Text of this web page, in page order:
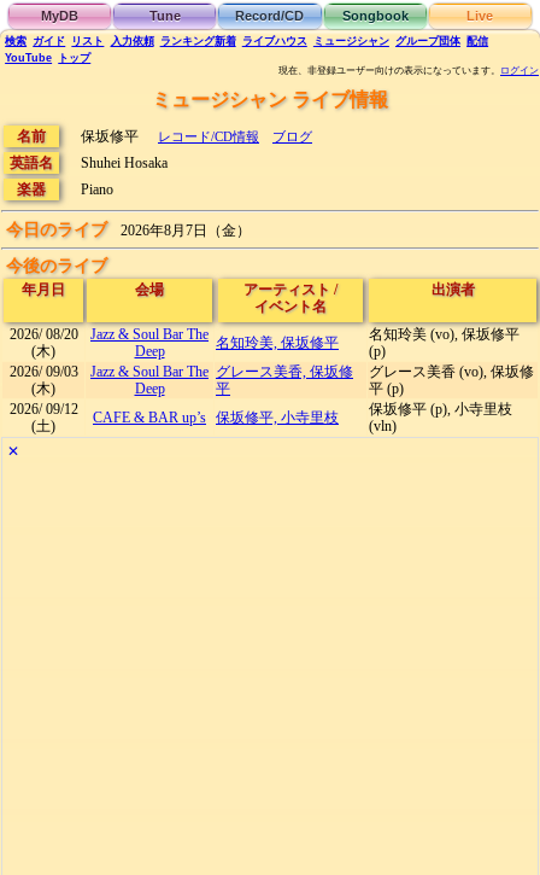
MyDB Tune Record/CD Songbook Live
検索 ガイド リスト 入力依頼 ランキング新着 ライブハウス ミュージシャン グループ団体 配信
YouTube
トップ
現在、非登録ユーザー向けの表示になっています。 ログイン
ミュージシャン ライブ情報
名前 保坂修平 レコード/CD情報 ブログ
英語名
Shuhei Hosaka
楽器
Piano
今日のライブ 2026年8月7日（金）
今後のライブ
年月日 会場 アーティスト /
イベント名
出演者
2026/08/20
(木)
Jazz & Soul Bar The
Deep
名知玲美, 保坂修平
名知玲美 (vo), 保坂修平
(p)
2026/09/03
(木)
Jazz & Soul Bar The
Deep
グレース美香, 保坂修
平
グレース美香 (vo), 保坂修
平 (p)
2026/09/12
(土)
CAFE & BAR up’s 保坂修平, 小寺里枝
保坂修平 (p), 小寺里枝
(vln)
✕